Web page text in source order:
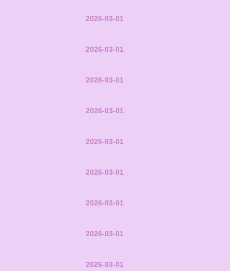
2026-03-01
2026-03-01
2026-03-01
2026-03-01
2026-03-01
2026-03-01
2026-03-01
2026-03-01
2026-03-01